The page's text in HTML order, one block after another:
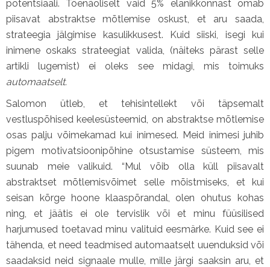
potentsiaali. Töenäoliselt vaid 5% elanikkonnast omab
piisavat abstraktse mõtlemise oskust, et aru saada,
strateegia jälgimise kasulikkusest. Kuid siiski, isegi kui
inimene oskaks strateegiat valida, (näiteks pärast selle
artikli lugemist) ei oleks see midagi, mis toimuks
automaatselt.
Salomon ütleb, et tehisintellekt või täpsemalt
vestluspõhised keelesüsteemid, on abstraktse mõtlemise
osas palju võimekamad kui inimesed. Meid inimesi juhib
pigem motivatsioonipõhine otsustamise süsteem, mis
suunab meie valikuid. “Mul võib olla küll piisavalt
abstraktset mõtlemisvõimet selle mõistmiseks, et kui
seisan kõrge hoone klaaspõrandal, olen ohutus kohas
ning, et jäätis ei ole tervislik või et minu füüsilised
harjumused toetavad minu valituid eesmärke. Kuid see ei
tähenda, et need teadmised automaatselt uuenduksid või
saadaksid neid signaale mulle, mille järgi saaksin aru, et